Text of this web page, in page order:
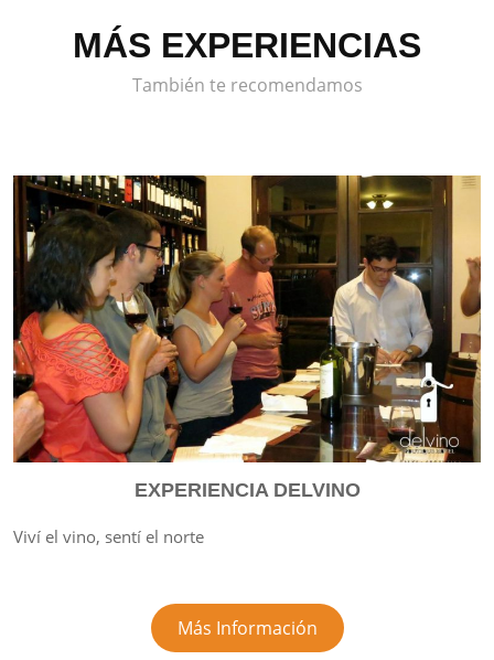
MÁS EXPERIENCIAS
También te recomendamos
EXPERIENCIA DELVINO
Viví el vino, sentí el norte
Más Información